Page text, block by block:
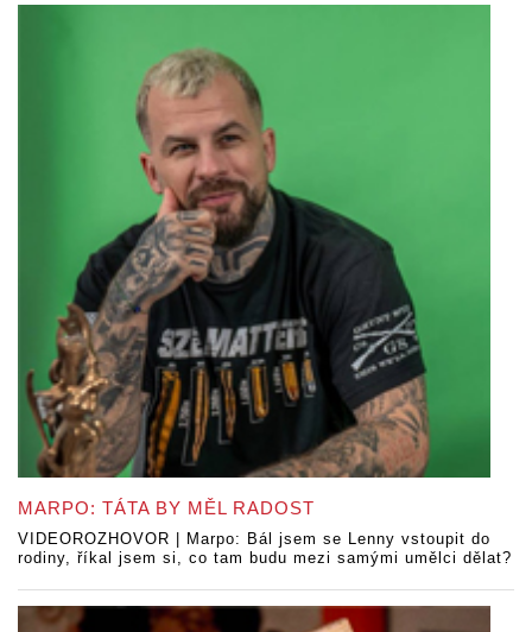
MARPO: TÁTA BY MĚL RADOST
VIDEOROZHOVOR | Marpo: Bál jsem se Lenny vstoupit do
rodiny, říkal jsem si, co tam budu mezi samými umělci dělat?